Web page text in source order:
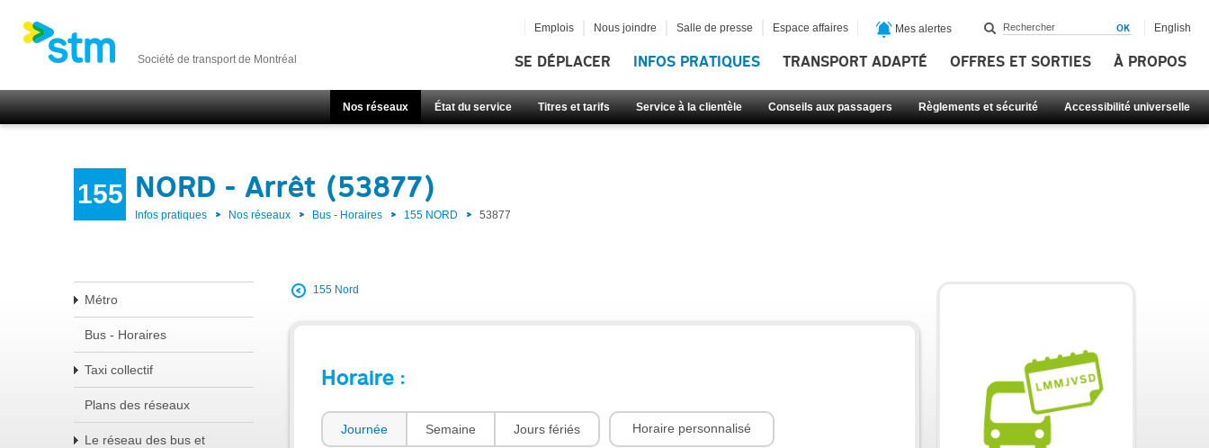
Société de transport de Montréal SE DÉPLACER INFOS PRATIQUES TRANSPORT ADAPTÉ OFFRES ET SORTIES À PROPOS
Nos réseaux État du service Titres et tarifs Service à la clientèle Conseils aux passagers Règlements et sécurité Accessibilité universelle
Emplois Nous joindre Salle de presse Espace affaires Mes alertes English
155 NORD - Arrêt (53877)
Infos pratiques Nos réseaux Bus - Horaires 155 NORD 53877
Métro
Bus - Horaires
Taxi collectif
Plans des réseaux
Le réseau des bus et
155 Nord
Horaire :
Journée Semaine Jours fériés Horaire personnalisé